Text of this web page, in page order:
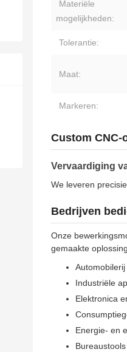
Materiële
mogelijkheden:
Tolerantie:
Maat:
Markeren:
Custom
Vervaardiging
We leveren
Bedrijven
Onze
gemaakte
Industriële
Elektronica
Energie- en